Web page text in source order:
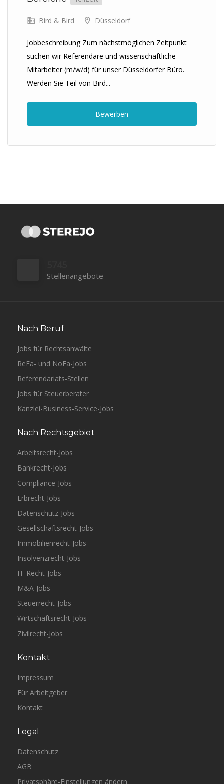
Bird & Bird Düsseldorf
Jobbeschreibung Zum nächstmöglichen Zeitpunkt
suchen wir Referendare und wissenschaftliche
Mitarbeiter (m/w/d) für unser Düsseldorfer Büro.
Werden Sie Teil von Bird...
Bewerben
Stellenangebote
Nach Beruf
Jobs für Rechtsanwälte
ReFa- und NoFa-Jobs
Referendariats-Stellen
Jobs für Steuerberater
Kanzlei-Business-Service-Jobs
Nach Rechtsgebiet
Arbeitsrecht-Jobs
Bankrecht-Jobs
Compliance-Jobs
Erbrecht-Jobs
Datenschutz-Jobs
Gesellschaftsrecht-Jobs
Immobilienrecht-Jobs
Insolvenzrecht-Jobs
IT-Recht-Jobs
M&A-Jobs
Steuerrecht-Jobs
Wirtschaftsrecht-Jobs
Zivilrecht-Jobs
Kontakt
Impressum
Für Arbeitgeber
Kontakt
Legal
Datenschutz
AGB
Privatsphäre-Einstellungen ändern